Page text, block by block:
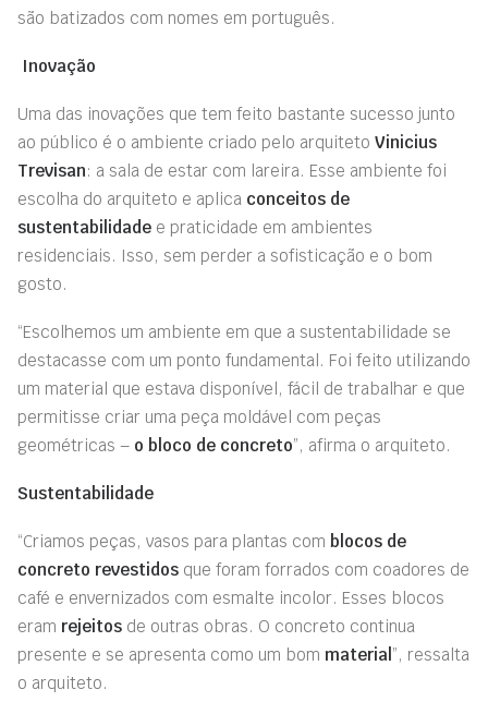
são batizados com nomes em português.
Inovação
Uma das inovações que tem feito bastante sucesso junto
ao público é o ambiente criado pelo arquiteto Vinicius
Trevisan: a sala de estar com lareira. Esse ambiente foi
escolha do arquiteto e aplica conceitos de
sustentabilidade e praticidade em ambientes
residenciais. Isso, sem perder a sofisticação e o bom
gosto.
“Escolhemos um ambiente em que a sustentabilidade se
destacasse com um ponto fundamental. Foi feito utilizando
um material que estava disponível, fácil de trabalhar e que
permitisse criar uma peça moldável com peças
geométricas – o bloco de concreto”, afirma o arquiteto.
Sustentabilidade
“Criamos peças, vasos para plantas com blocos de
concreto revestidos que foram forrados com coadores de
café e envernizados com esmalte incolor. Esses blocos
eram rejeitos de outras obras. O concreto continua
presente e se apresenta como um bom material ”, ressalta
o arquiteto.